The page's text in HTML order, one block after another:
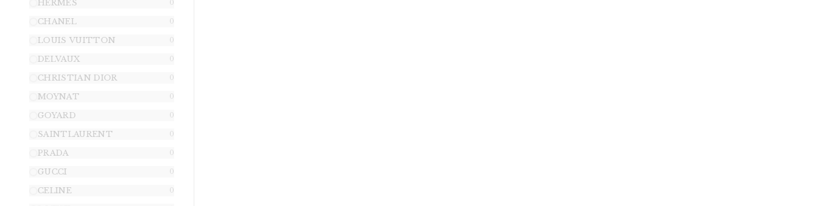
HERMES 0
CHANEL 0
LOUIS VUITTON 0
DELVAUX 0
CHRISTIAN DIOR 0
MOYNAT 0
GOYARD 0
SAINTLAURENT 0
PRADA 0
GUCCI 0
CELINE 0